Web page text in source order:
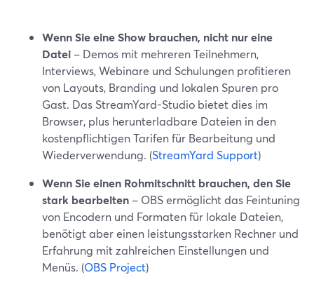
Wenn Sie eine Show brauchen, nicht nur eine
Datei – Demos mit mehreren Teilnehmern,
Interviews, Webinare und Schulungen profitieren
von Layouts, Branding und lokalen Spuren pro
Gast. Das StreamYard-Studio bietet dies im
Browser, plus herunterladbare Dateien in den
kostenpflichtigen Tarifen für Bearbeitung und
Wiederverwendung. (StreamYard Support)
Wenn Sie einen Rohmitschnitt brauchen, den Sie
stark bearbeiten – OBS ermöglicht das Feintuning
von Encodern und Formaten für lokale Dateien,
benötigt aber einen leistungsstarken Rechner und
Erfahrung mit zahlreichen Einstellungen und
Menüs. (OBS Project)